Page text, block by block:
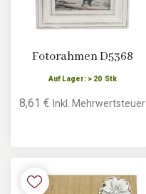
Fotorahmen D5368
Auf Lager: > 20 Stk
8,61 €Inkl. Mehrwertsteuer